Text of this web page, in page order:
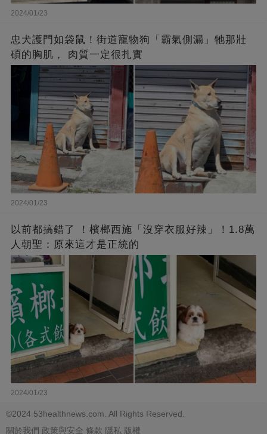
2024/01/23
忠犬護門如袋鼠！街道寵物狗「霸氣側漏」牠那壯
碩的胸肌， 肉質一定很扎實
2024/01/23
以前都搞錯了 ！檳榔西施「沒穿衣服好辣」！1.8萬
人朝聖：原來這才是正統的
2024/01/23
©2024 53healthnews.com. All Rights Reserved.
關於我們 政策與安全 條款 隱私 版權